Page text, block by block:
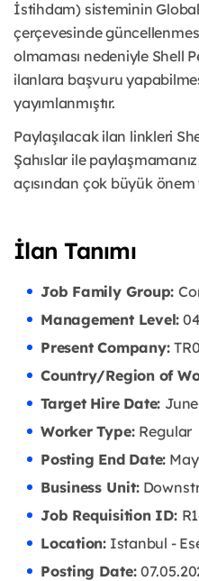
İstihdam) sisteminin
çerçevesinde
olmaması nedeniyle Shell
ilanlara başvuru
yayımlanmıştır. ​
Paylaşılacak ilan linkleri
Şahıslar ile
açısından çok büyük önem
İlan Tanımı
Job Family Group:
Management Level:
Present Company:
Country/Region of
Target Hire Date:
Worker Type: Regular
Posting End Date:
Business Unit:
Job Requisition ID:
Location:Istanbul -
Posting Date:07.05